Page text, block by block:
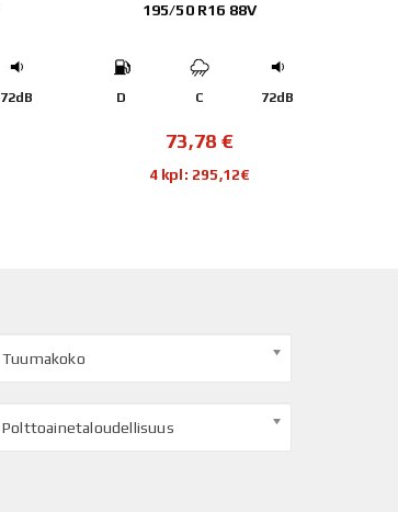
72dB
195/50 R16 88V
D C 72dB
73,78 €
4 kpl: 295,12€
Tuumakoko
Polttoainetaloudellisuus